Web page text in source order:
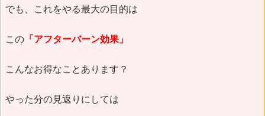
でも、これをやる最大の目的は
この 「アフターバーン効果」
こんなお得なことあります？
やった分の見返りにしては